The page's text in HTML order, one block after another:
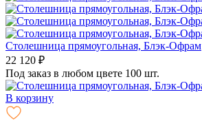
Столешница прямоугольная, Блэк-Офрам
22 120 ₽
Под заказ в любом цвете 100 шт.
В корзину